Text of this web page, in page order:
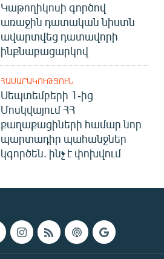
Կաթողիկոսի գործով
առաջին դատական նիստն
ավարտվեց դատավորի
ինքնաբացարկով
ՀԱՍԱՐԱԿՈՒԹՅՈՒՆ
Սեպտեմբերի 1-ից
Մոսկվայում ՀՀ
քաղաքացիների համար նոր
պարտադիր պահանջներ
կգործեն. ինչ է փոխվում